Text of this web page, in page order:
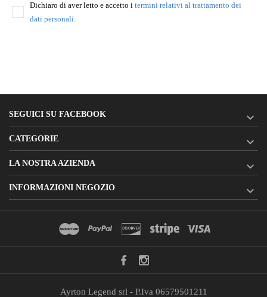
Dichiaro di aver letto e accetto i termini relativi al trattamento dei
dati personali.
SEGUICI SU FACEBOOK 
CATEGORIE 
LA NOSTRA AZIENDA 
INFORMAZIONI NEGOZIO 
Ayrton Legend srl - P.Iva 06579501211